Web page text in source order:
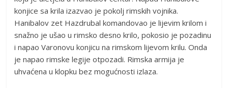
konjice sa krila izazvao je pokolj rimskih vojnika.
Hanibalov zet Hazdrubal komandovao je lijevim krilom i
snažno je ušao u rimsko desno krilo, pokosio je pozadinu
i napao Varonovu konjicu na rimskom lijevom krilu. Onda
je napao rimske legije otpozadi. Rimska armija je
uhvaćena u klopku bez mogućnosti izlaza.